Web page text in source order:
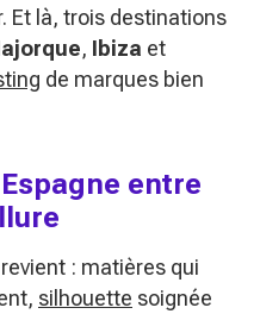
Et là, trois destinations
, Ibiza et
de marques bien
entre
: matières qui
silhouette soignée